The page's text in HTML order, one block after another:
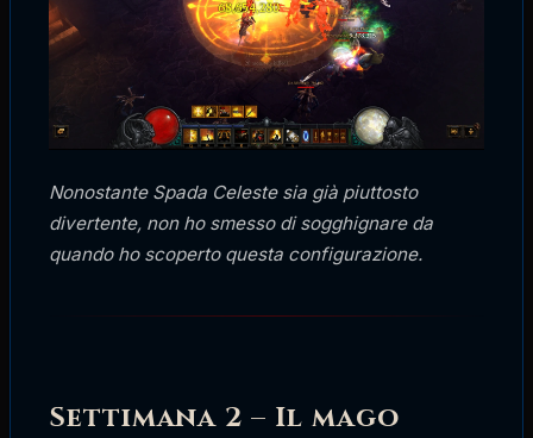
Nonostante Spada Celeste sia già piuttosto
divertente, non ho smesso di sogghignare da
quando ho scoperto questa configurazione.
Settimana 2 – Il mago